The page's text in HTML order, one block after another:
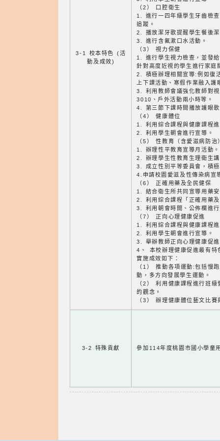
3-1 校本特色 (活
動及成效)
（2） 口腔衛生
1. 進行一四年級學生牙齒檢
追蹤。
2. 播放潔牙歌提醒學生餐後
3. 進行含氟漱口水活動。
（3） 視力保健
1. 進行學生視力檢查，並發
針對高度近視的學生進行家庭
2. 積極辦理相關宣導:例如復
上下課活動、寒假作業融入護
3. 利用教師會議強化教師對
3010、戶外活動兩小時等。
4. 第三節下課時間播放護眼
（4） 健康體位
1. 利用綜合課程與健康課程
2. 利用學生朝會進行宣導。
（5） 性教育（含愛滋病防治
1. 辦理性平教育宣導月活動。
2. 辦理學生性教育生理衛生
3. 成立性別平等委員會，積
4.申請校園愛滋及性傳染病宣
（6） 正確用藥及全民健保
1. 結合衛生所共同宣導用藥
2. 利用綜合課程「正確用藥
3. 利用朝會時間、公佈欄進
（7） 正向心理健康促進
1. 利用綜合課程與健康課程
2. 利用學生朝會進行宣導。
3. 舉辦教師正向心理健康促
4、 本校辦理健康促進最有特
實施成效如下：
（1） 推動各項運動:包括慢
動，多方向發展學生運動。
（2） 利用健康課程進行班
的觀念。
（3） 辦理健康體位藝文比
3-2 特殊貢獻 參加114年度桃園市國小學童